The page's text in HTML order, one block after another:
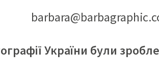
України були